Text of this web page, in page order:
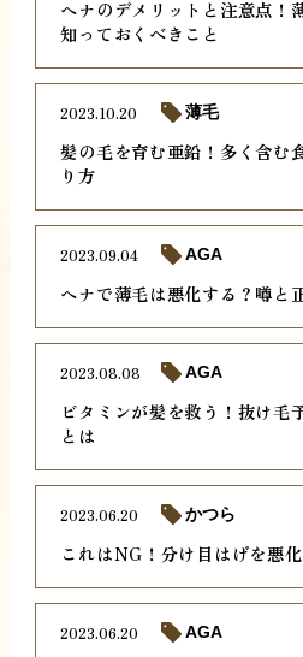
ヘナのデメリットと注意点！
知っておくべきこと
髪の毛を育む亜鉛！多く含む
り方
2023.10.20 薄毛
ヘナで薄毛は悪化する？噂と
2023.09.04 AGA
ビタミンが髪を救う！抜け毛
とは
2023.08.08 AGA
これはNG！分け目はげを悪
2023.06.20 かつら
2023.06.20 AGA